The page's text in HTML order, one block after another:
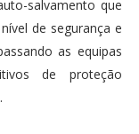
salvamento que
de segurança e
as equipas
de proteção